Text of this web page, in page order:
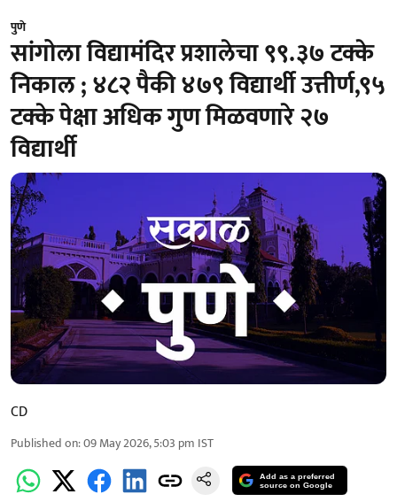
पुणे
सांगोला विद्यामंदिर प्रशालेचा ९९.३७ टक्के
निकाल ; ४८२ पैकी ४७९ विद्यार्थी उत्तीर्ण,९५
टक्के पेक्षा अधिक गुण मिळवणारे २७
विद्यार्थी
CD
Published on:09 May 2026, 5:03 pm IST
Add as a preferred
source on Google